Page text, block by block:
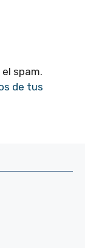
spam.
de tus